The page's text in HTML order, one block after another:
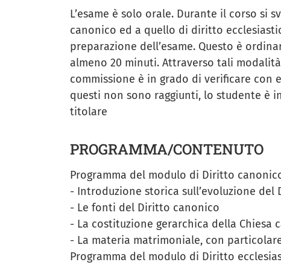
L’esame è solo orale. Durante il corso
canonico ed a quello di diritto
preparazione dell’esame. Questo è
almeno 20 minuti. Attraverso tali
commissione è in grado di verificare con
questi non sono raggiunti, lo studente è
titolare
PROGRAMMA/CONTENUTO
Programma del modulo di Diritto
- Introduzione storica sull’evoluzione
- Le fonti del Diritto canonico
- La costituzione gerarchica della Chiesa
- La materia matrimoniale, con
Programma del modulo di Diritto